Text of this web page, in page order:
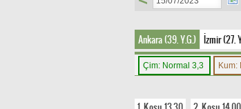
Ankara (39. Y.G.) İzmir (27.
Çim: Normal 3,3 Kum: